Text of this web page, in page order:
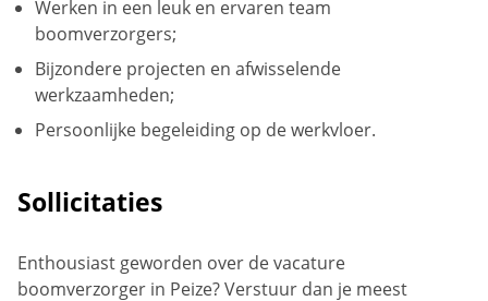
Werken in een leuk en ervaren team
boomverzorgers;
Bijzondere projecten en afwisselende
werkzaamheden;
Persoonlijke begeleiding op de werkvloer.
Sollicitaties
Enthousiast geworden over de vacature
boomverzorger in Peize? Verstuur dan je meest